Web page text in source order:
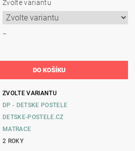
Zvolte variantu
–
ZVOLTE VARIANTU
DP - DETSKE POSTELE
DETSKE-POSTELE.CZ
MATRACE
2 ROKY